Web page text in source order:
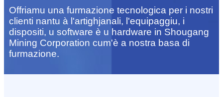
Offriamu una furmazione tecnologica per i nostri
clienti nantu à l'artighjanali, l'equipaggiu, i
dispositi, u software è u hardware in Shougang
Mining Corporation cum'è a nostra basa di
furmazione.